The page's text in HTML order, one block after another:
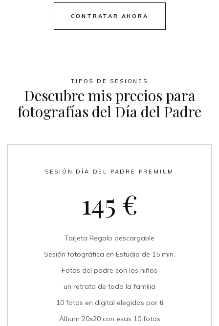
CONTRATAR AHORA
TIPOS DE SESIONES
Descubre mis precios para
fotografías del Día del Padre
SESIÓN DÍA DEL PADRE PREMIUM
145 €
Tarjeta Regalo descargable
Sesión fotográfica en Estudio de 15 min.
Fotos del padre con los niños
un retrato de toda la familia
10 fotos en digital elegidas por ti
Álbum 20x20 con esas 10 fotos